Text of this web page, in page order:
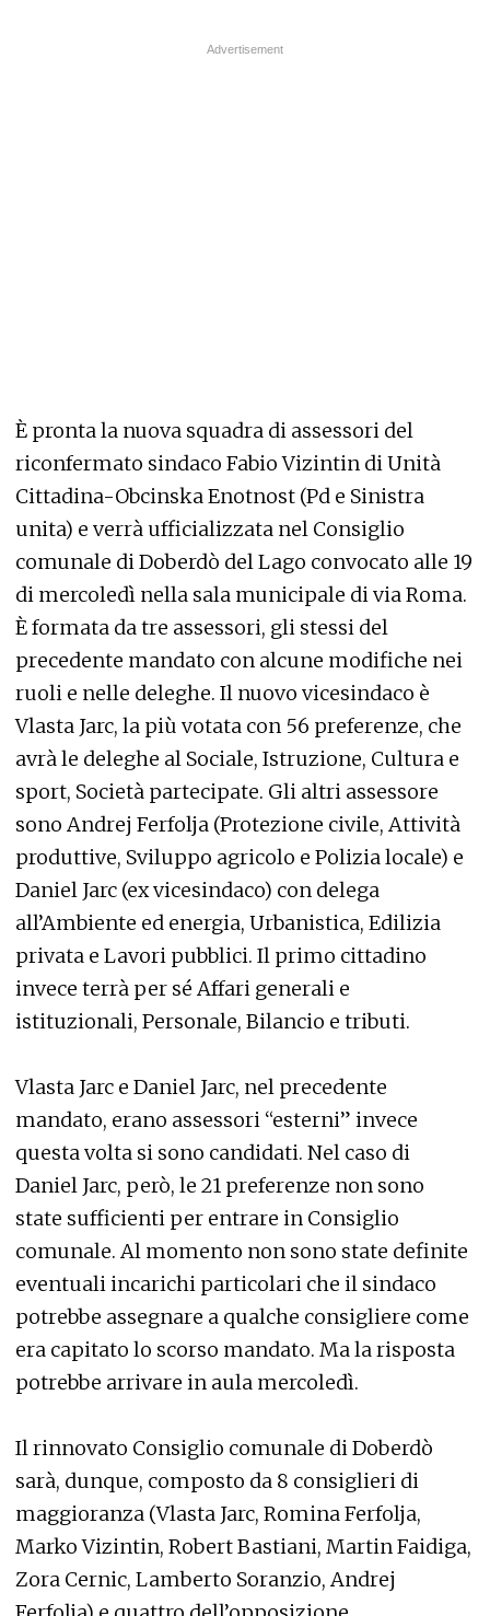
È pronta la nuova squadra di assessori del
riconfermato sindaco Fabio Vizintin di Unità
Cittadina-Obcinska Enotnost (Pd e Sinistra
unita) e verrà ufficializzata nel Consiglio
comunale di Doberdò del Lago convocato alle 19
di mercoledì nella sala municipale di via Roma.
È formata da tre assessori, gli stessi del
precedente mandato con alcune modifiche nei
ruoli e nelle deleghe. Il nuovo vicesindaco è
Vlasta Jarc, la più votata con 56 preferenze, che
avrà le deleghe al Sociale, Istruzione, Cultura e
sport, Società partecipate. Gli altri assessore
sono Andrej Ferfolja (Protezione civile, Attività
produttive, Sviluppo agricolo e Polizia locale) e
Daniel Jarc (ex vicesindaco) con delega
all’Ambiente ed energia, Urbanistica, Edilizia
privata e Lavori pubblici. Il primo cittadino
invece terrà per sé Affari generali e
istituzionali, Personale, Bilancio e tributi.
Vlasta Jarc e Daniel Jarc, nel precedente
mandato, erano assessori “esterni” invece
questa volta si sono candidati. Nel caso di
Daniel Jarc, però, le 21 preferenze non sono
state sufficienti per entrare in Consiglio
comunale. Al momento non sono state definite
eventuali incarichi particolari che il sindaco
potrebbe assegnare a qualche consigliere come
era capitato lo scorso mandato. Ma la risposta
potrebbe arrivare in aula mercoledì.
Il rinnovato Consiglio comunale di Doberdò
sarà, dunque, composto da 8 consiglieri di
maggioranza (Vlasta Jarc, Romina Ferfolja,
Marko Vizintin, Robert Bastiani, Martin Faidiga,
Zora Cernic, Lamberto Soranzio, Andrej